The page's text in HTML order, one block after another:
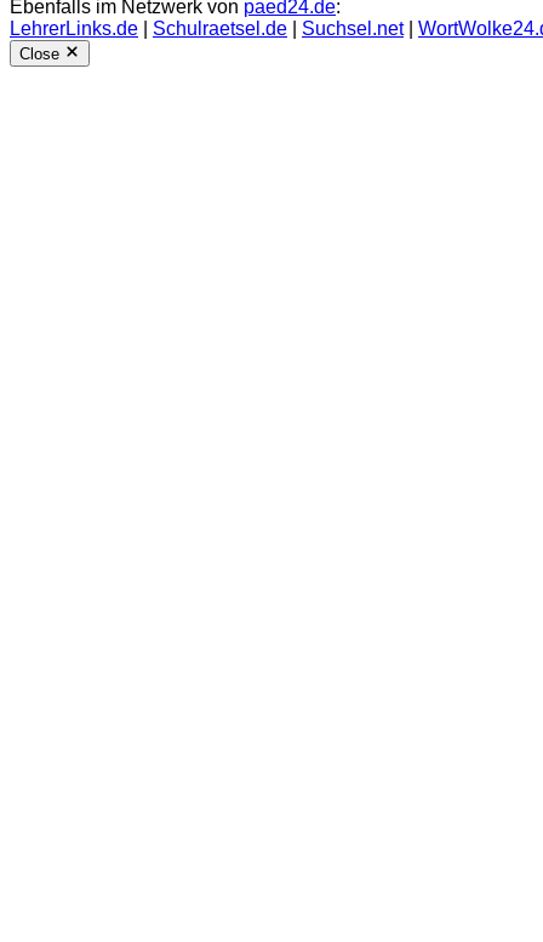
Ebenfalls im Netzwerk von paed24.de:
LehrerLinks.de
Schulraetsel.de Suchsel.net|
Close